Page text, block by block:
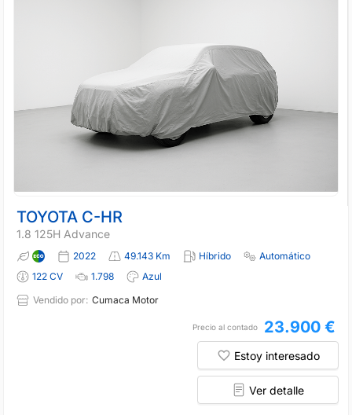
TOYOTA C-HR
1.8 125H Advance
2022 49.143 Km Híbrido
Automático
122 CV
1.798
Azul
Vendido por: Cumaca Motor
Precio al contado 23.900 €
Estoy interesado
Ver detalle